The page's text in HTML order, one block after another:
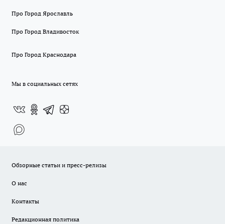
Про Город Ярославль
Про Город Владивосток
Про Город Краснодара
Мы в социальных сетях
Обзорные статьи и пресс-релизы
О нас
Контакты
Редакционная политика